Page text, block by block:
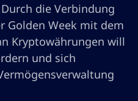
die Verbindung
Golden Week mit dem
Kryptowährungen will
und sich